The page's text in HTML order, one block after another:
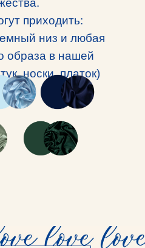
приходить:
низ и любая
образа в нашей
носки, платок)